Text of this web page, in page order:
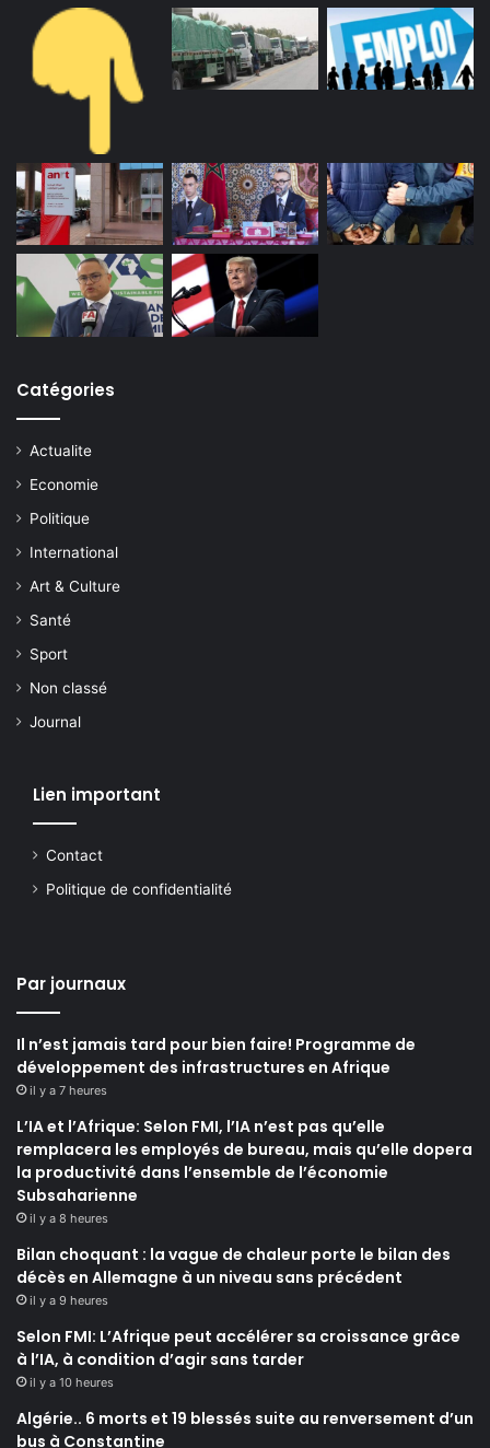
Catégories
Actualite
Economie
Politique
International
Art & Culture
Santé
Sport
Non classé
Journal
Lien important
Contact
Politique de confidentialité
Par journaux
Il n’est jamais tard pour bien faire! Programme de
développement des infrastructures en Afrique
il y a 7 heures
L’IA et l’Afrique: Selon FMI, l’IA n’est pas qu’elle
remplacera les employés de bureau, mais qu’elle dopera
la productivité dans l’ensemble de l’économie
Subsaharienne
il y a 8 heures
Bilan choquant : la vague de chaleur porte le bilan des
décès en Allemagne à un niveau sans précédent
il y a 9 heures
Selon FMI: L’Afrique peut accélérer sa croissance grâce
à l’IA, à condition d’agir sans tarder
il y a 10 heures
Algérie.. 6 morts et 19 blessés suite au renversement d’un
bus à Constantine